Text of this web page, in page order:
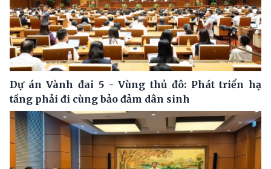
Dự án Vành đai 5 - Vùng thủ đô: Phát triển hạ
tầng phải đi cùng bảo đảm dân sinh